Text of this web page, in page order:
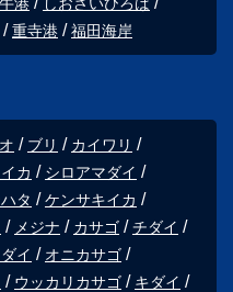
重寺港 福田海岸
ブリ
カイワリ
カ
シロアマダイ
タ
ケンサキイカ
メジナ カサゴ
チダイ
イ
オニカサゴ
ウッカリカサゴ キダイ